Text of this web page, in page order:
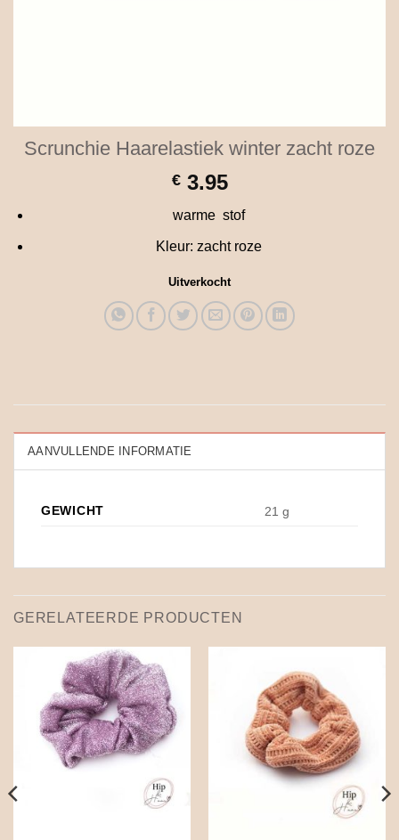
Scrunchie Haarelastiek winter zacht roze
€3.95
warme stof
Kleur: zacht roze
Uitverkocht
AANVULLENDE INFORMATIE
GEWICHT 21 g
GERELATEERDE PRODUCTEN